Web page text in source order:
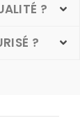
?
?